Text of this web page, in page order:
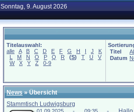
Sonntag, 9. August 2026
Titelauswahl:
alle
A B C D E F G H I J
K
L
M N O P Q R (S) T U
V
W
X Y Z 0-9
Titel
Datum
News» Übersicht
Stammtisch Ludwigsburg